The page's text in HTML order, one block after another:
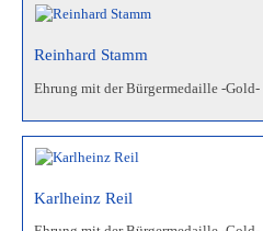
Reinhard Stamm
Ehrung mit der Bürgermedaille -Gold-
Karlheinz Reil